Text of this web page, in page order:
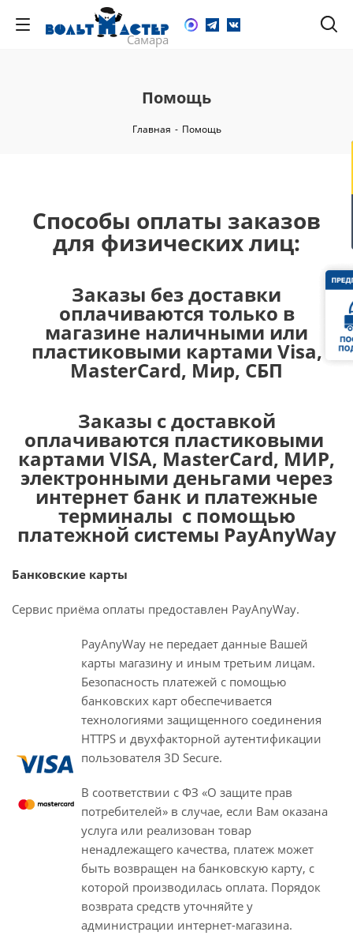
Помощь
Главная - Помощь
Способы оплаты заказов
для физических лиц:
Заказы без доставки
оплачиваются только в
магазине наличными или
пластиковыми картами Visa,
MasterCard, Мир, СБП
Заказы с доставкой
оплачиваются пластиковыми
картами VISA, MasterCard, МИР,
электронными деньгами через
интернет банк и платежные
терминалы с помощью
платежной системы PayAnyWay
Банковские карты
Сервис приёма оплаты предоставлен PayAnyWay.
PayAnyWay не передает данные Вашей
карты магазину и иным третьим лицам.
Безопасность платежей с помощью
банковских карт обеспечивается
технологиями защищенного соединения
HTTPS и двухфакторной аутентификации
пользователя 3D Secure.
В соответствии с ФЗ «О защите прав
потребителей» в случае, если Вам оказана
услуга или реализован товар
ненадлежащего качества, платеж может
быть возвращен на банковскую карту, с
которой производилась оплата. Порядок
возврата средств уточняйте у
администрации интернет-магазина.